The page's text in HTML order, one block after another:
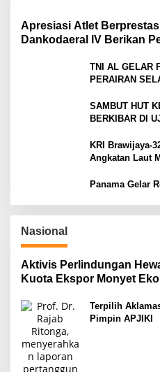
Apresiasi Atlet
Dankodaeral IV Berikan
TNI AL GELAR
PERAIRAN
SAMBUT HUT
BERKIBAR DI
KRI Brawijaya-
Angkatan Laut
Panama Gelar
Nasional
Aktivis Perlindungan
Kuota Ekspor Monyet
Terpilih
Pimpin APJIKI